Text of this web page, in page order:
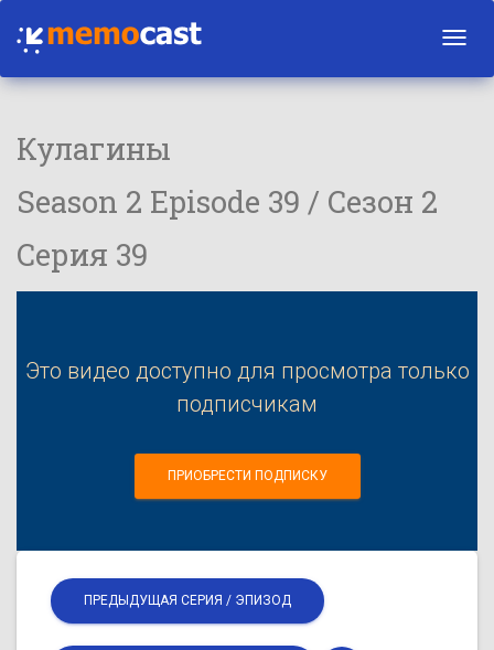
Кулагины
Season 2 Episode 39 / Сезон 2
Серия 39
Это видео доступно для просмотра только
подписчикам
ПРИОБРЕСТИ ПОДПИСКУ
ПРЕДЫДУЩАЯ СЕРИЯ / ЭПИЗОД